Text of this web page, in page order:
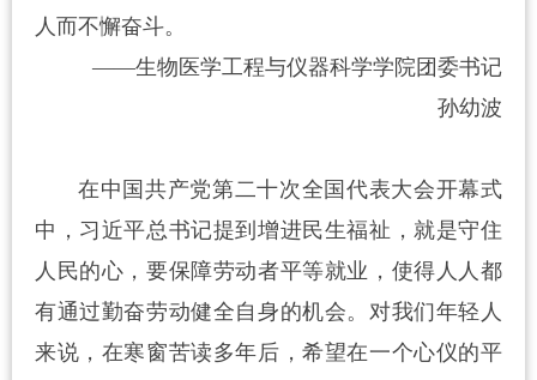
人而不懈奋斗。
——生物医学工程与仪器科学学院团委书记
孙幼波
在中国共产党第二十次全国代表大会开幕式
中，习近平总书记提到增进民生福祉，就是守住
人民的心，要保障劳动者平等就业，使得人人都
有通过勤奋劳动健全自身的机会。对我们年轻人
来说，在寒窗苦读多年后，希望在一个心仪的平